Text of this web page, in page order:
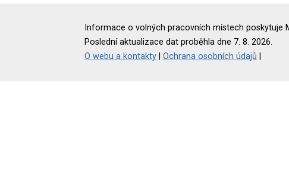
Informace o volných pracovních místech poskytuje
Poslední aktualizace dat proběhla dne 7. 8. 2026.
O webu a kontakty
Ochrana osobních údajů